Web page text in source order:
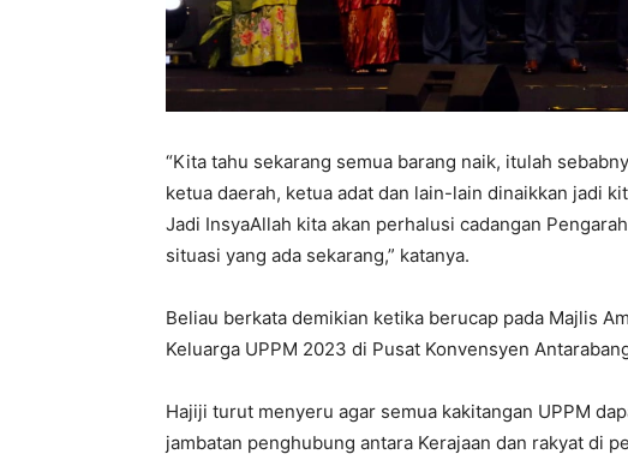
“Kita tahu sekarang semua barang naik, itulah
ketua daerah, ketua adat dan lain-lain dinaikkan jadi
Jadi InsyaAllah kita akan perhalusi cadangan
situasi yang ada sekarang,” katanya.
Beliau berkata demikian ketika berucap pada Majlis
Keluarga UPPM 2023 di Pusat Konvensyen
Hajiji turut menyeru agar semua kakitangan UPPM
jambatan penghubung antara Kerajaan dan rakyat di